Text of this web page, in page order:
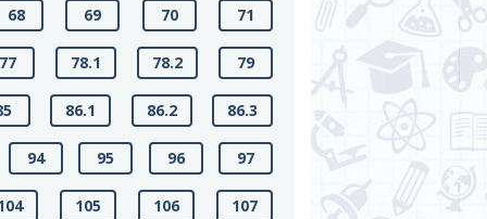
68 69 70 71
77 78.1 78.2 79
86.1 86.2 86.3
94 95 96 97
105 106 107